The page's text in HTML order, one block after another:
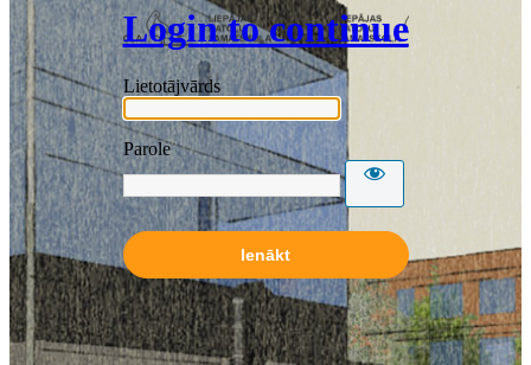
Login to continue
Lietotājvārds
Parole